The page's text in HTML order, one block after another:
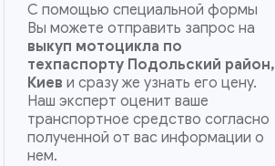
С помощью специальной формы
Вы можете отправить запрос на
выкуп мотоцикла по
техпаспорту Подольский район,
Киев и сразу же узнать его цену.
Наш эксперт оценит ваше
транспортное средство согласно
полученной от вас информации о
нем.